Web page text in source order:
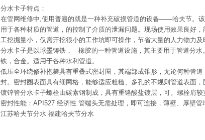
分水卡子特点：
在管网维修中,使用普遍的就是一种补充破损管道的设备——哈夫节。
用于各种材质的管道，的控制了介质的泄漏问题。现场使用效果良好
工挖掘量小，仅需开挖很小的工作坑即可操作，节省大量的人力物力及
分水卡子是以球墨铸铁， 橡胶的一种管道设施，其主要用于管道分
铁，合金。适用于各种水利管道。
低压全环绕修补抱箍具有重叠式密封圈，其端部成锥形，无论何种管
封。密封圈表面具有细网格，能够适应粗糙、多孔的不规则管道表面
镀锌管分水卡子螺栓由碳素钢制成，具有重铬酸盐镀层，可。螺栓肩
密封性能：API527 经济性 管端头无需处理，即可连接，薄壁、厚壁管
江苏哈夫节分水 福建哈夫节分水